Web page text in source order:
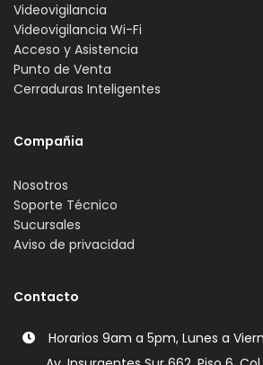
Videovigilancia
Videovigilancia Wi-Fi
Acceso y Asistencia
Punto de Venta
Cerraduras Inteligentes
Compañia
Nosotros
Soporte Técnico
Sucursales
Aviso de privacidad
Contacto
Horarios 9am a 5pm, Lunes a